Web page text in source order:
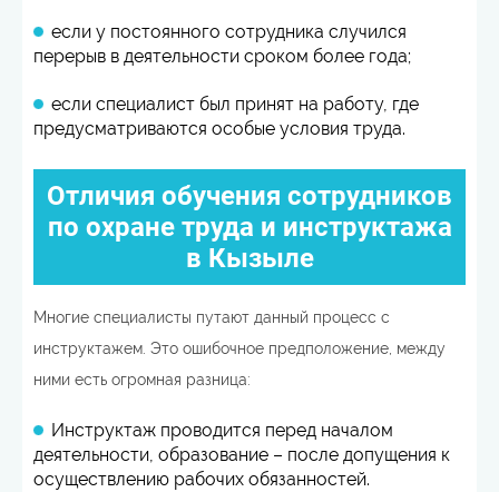
если у постоянного сотрудника случился
перерыв в деятельности сроком более года;
если специалист был принят на работу, где
предусматриваются особые условия труда.
Отличия обучения сотрудников
по охране труда и инструктажа
в Кызыле
Многие специалисты путают данный процесс с
инструктажем. Это ошибочное предположение, между
ними есть огромная разница:
Инструктаж проводится перед началом
деятельности, образование – после допущения к
осуществлению рабочих обязанностей.